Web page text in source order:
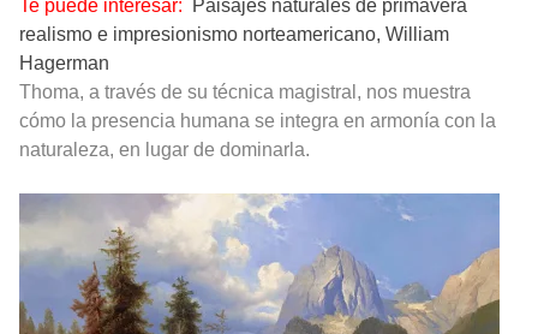
Te puede interesar:
Paisajes naturales de primavera
realismo e impresionismo norteamericano, William
Hagerman
Thoma, a través de su técnica magistral, nos muestra
cómo la presencia humana se integra en armonía con la
naturaleza, en lugar de dominarla.